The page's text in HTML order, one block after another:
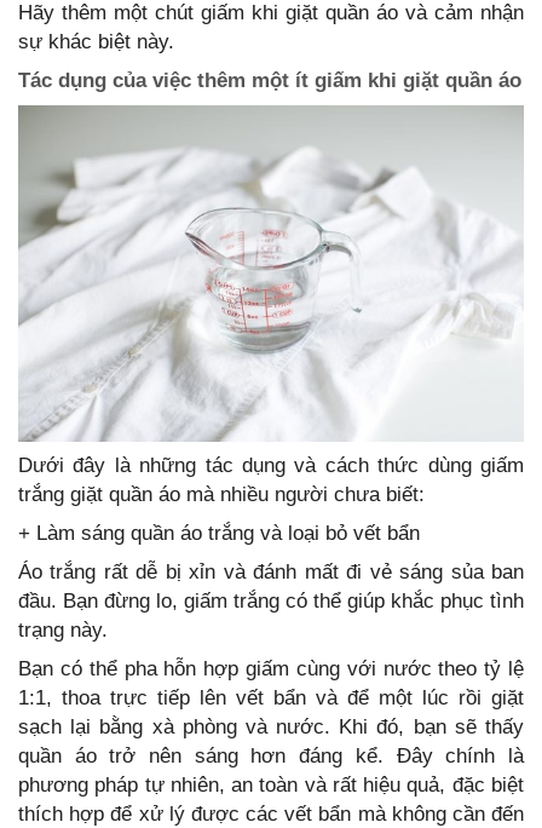
Hãy thêm một chút giấm khi giặt quần áo và cảm nhận
sự khác biệt này.
Tác dụng của việc thêm một ít giấm khi giặt quần áo
Dưới đây là những tác dụng và cách thức dùng giấm
trắng giặt quần áo mà nhiều người chưa biết:
+ Làm sáng quần áo trắng và loại bỏ vết bẩn
Áo trắng rất dễ bị xỉn và đánh mất đi vẻ sáng sủa ban
đầu. Bạn đừng lo, giấm trắng có thể giúp khắc phục tình
trạng này.
Bạn có thể pha hỗn hợp giấm cùng với nước theo tỷ lệ
1:1, thoa trực tiếp lên vết bẩn và để một lúc rồi giặt
sạch lại bằng xà phòng và nước. Khi đó, bạn sẽ thấy
quần áo trở nên sáng hơn đáng kể. Đây chính là
phương pháp tự nhiên, an toàn và rất hiệu quả, đặc biệt
thích hợp để xử lý được các vết bẩn mà không cần đến